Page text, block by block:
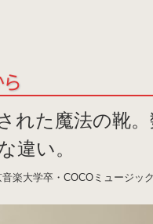
れた魔法の靴
違い。
音楽大学卒 ・COCOミュージッ